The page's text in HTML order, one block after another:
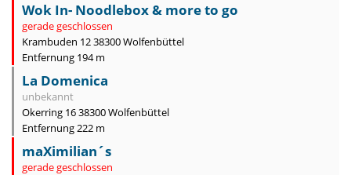
Wok In- Noodlebox & more to go
gerade geschlossen
Krambuden 12 38300 Wolfenbüttel
Entfernung 194 m
La Domenica
unbekannt
Okerring 16 38300 Wolfenbüttel
Entfernung 222 m
maXimilian´s
gerade geschlossen